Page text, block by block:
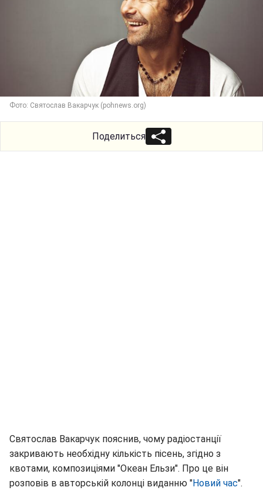
Фото: Святослав Вакарчук (pohnews.org)
Поделиться
Святослав Вакарчук пояснив, чому радіостанції
закривають необхідну кількість пісень, згідно з
квотами, композиціями "Океан Ельзи". Про це він
розповів в авторській колонці виданню "Новий час".